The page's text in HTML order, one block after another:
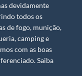
devidamente
todos os
de fogo, munição,
camping e
com as boas
Saiba